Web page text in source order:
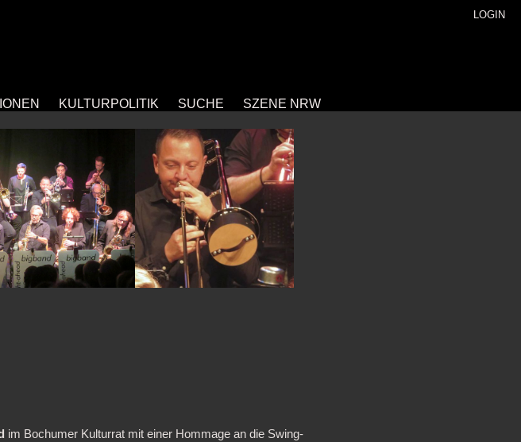
LOGIN
KULTURPOLITIK SUCHE SZENE NRW
im Bochumer Kulturrat mit einer Hommage an die Swing-